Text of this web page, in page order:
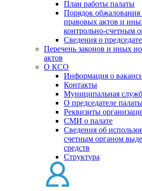
План работы палаты
Порядок
правовых актов и
контрольно-счетным
Сведения о
Перечень законов и иных
актов
О КСО
Информация о
Контакты
Муниципальная
О председателе
Реквизиты
СМИ о палате
Сведения об
счетным органом
средств
Структура